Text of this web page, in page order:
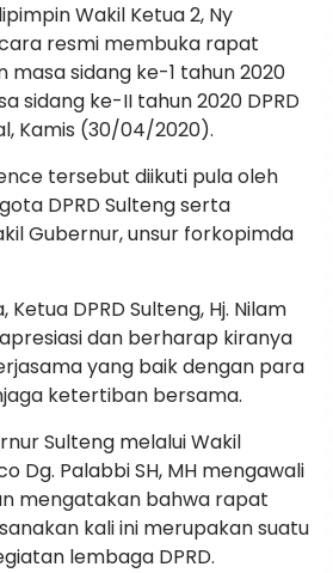
Wakil Ketua 2, Ny
resmi membuka rapat
sidang ke-1 tahun 2020
sidang ke-II tahun 2020 DPRD
Kamis (30/04/2020).
tersebut diikuti pula oleh
DPRD Sulteng serta
Gubernur, unsur forkopimda
DPRD Sulteng, Hj. Nilam
dan berharap kiranya
yang baik dengan para
ketertiban bersama.
Sulteng melalui Wakil
Dg. Palabbi SH, MH mengawali
mengatakan bahwa rapat
kali ini merupakan suatu
lembaga DPRD.